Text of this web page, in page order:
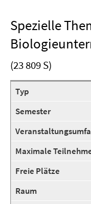
Spezielle
(23 809 S)
Typ
Semester
Maximale
Freie Plätze
Raum